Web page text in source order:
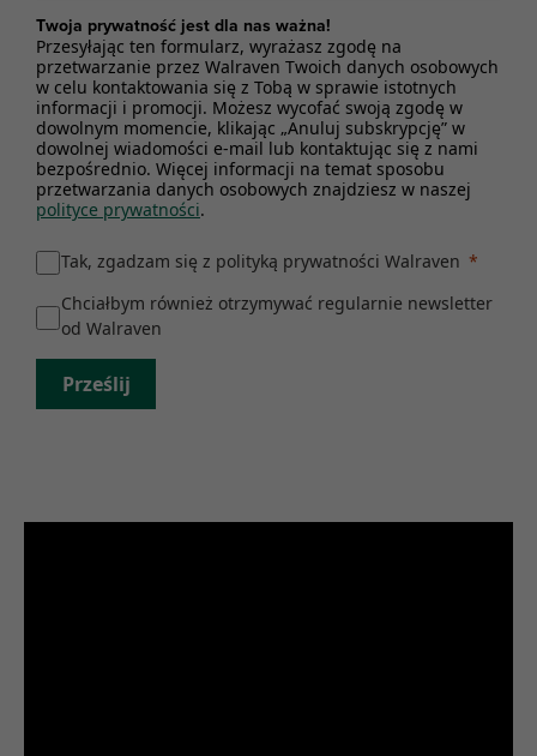
Twoja prywatność jest dla nas ważna!
Przesyłając ten formularz, wyrażasz zgodę na
przetwarzanie przez Walraven Twoich danych osobowych
w celu kontaktowania się z Tobą w sprawie istotnych
informacji i promocji. Możesz wycofać swoją zgodę w
dowolnym momencie, klikając „Anuluj subskrypcję” w
dowolnej wiadomości e-mail lub kontaktując się z nami
bezpośrednio. Więcej informacji na temat sposobu
przetwarzania danych osobowych znajdziesz w naszej
polityce prywatności.
Tak, zgadzam się z polityką prywatności Walraven
Chciałbym również otrzymywać regularnie newsletter
od Walraven
Prześlij